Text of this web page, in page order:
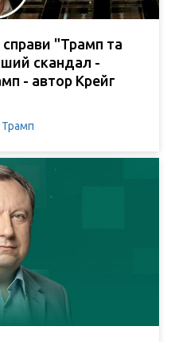
справи "Трамп та
скандал -
- автор Крейг